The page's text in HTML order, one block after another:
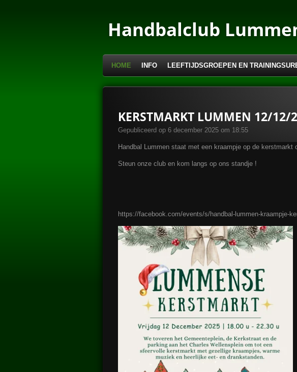
Handbalclub
HOME INFO LEEFTIJDSGROEPEN EN
KERSTMARKT LUMMEN 12/12/
Gepubliceerd op 6 december 2025 om 18:55
Handbal Lummen staat met een kraampje op de
Steun onze club en kom langs op ons standje !
https://facebook.com/events/s/handbal-lummen-kraampje-